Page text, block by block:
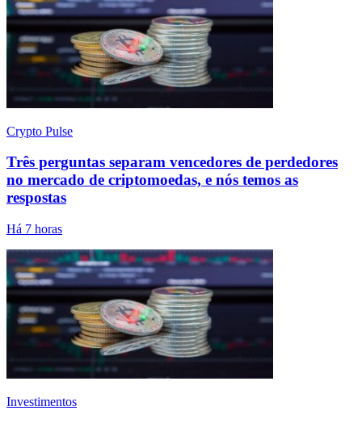
Crypto Pulse
Três perguntas separam vencedores de perdedores
no mercado de criptomoedas, e nós temos as
respostas
Há 7 horas
Investimentos